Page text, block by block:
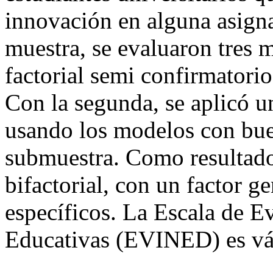
innovación en alguna
muestra, se evaluaron tres
factorial semi
Con la segunda, se aplicó
usando los modelos con
submuestra. Como
bifactorial, con un factor
específicos. La Escala de
Educativas (EVINED) es